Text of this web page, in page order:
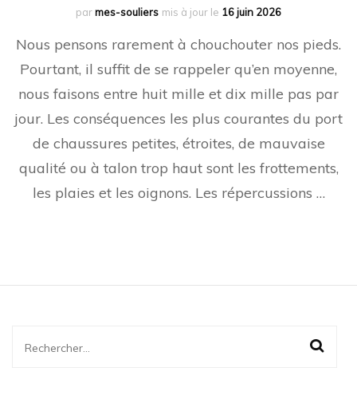
parmes-souliers mis à jour le 16 juin 2026
Nous pensons rarement à chouchouter nos pieds.
Pourtant, il suffit de se rappeler qu’en moyenne,
nous faisons entre huit mille et dix mille pas par
jour. Les conséquences les plus courantes du port
de chaussures petites, étroites, de mauvaise
qualité ou à talon trop haut sont les frottements,
les plaies et les oignons. Les répercussions …
Rechercher :